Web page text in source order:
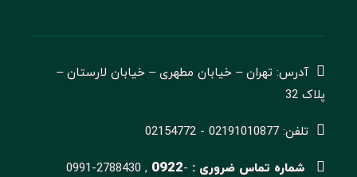
آدرس: تهران – خیابان مطهری – خیابان لارستان –
پلاک 32
تلفن: 02191010877 - 02154772
شماره تماس ضروری : 0991-2788430 , 0922-